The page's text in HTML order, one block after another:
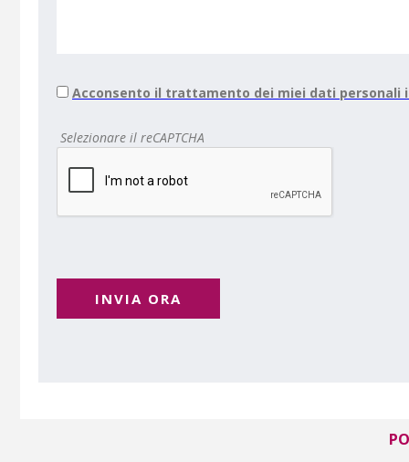
Acconsento il trattamento dei miei dati personali
Selezionare il reCAPTCHA
INVIA ORA